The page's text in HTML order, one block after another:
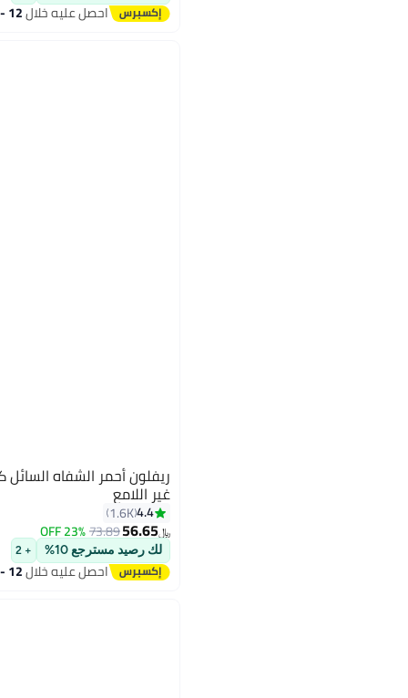
احصل عليه خلال12 - 13 اغسطس
16
ريفلون أحمر الشفاه
غير اللامع
4.4
1.6K
﷼‏56.65
73.89
23% OFF
لك رصيد مسترجع 10% + 2
احصل عليه خلال12 - 13 اغسطس